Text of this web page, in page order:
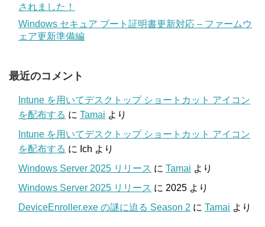
されました！
Windows セキュア ブート証明書更新対応 – ファームウ
ェア更新準備編
最近のコメント
Intune を用いてデスクトップ ショートカット アイコン
を配布する に Tamai より
Intune を用いてデスクトップ ショートカット アイコン
を配布する に Ich より
Windows Server 2025 リリース に Tamai より
Windows Server 2025 リリース に 2025 より
DeviceEnroller.exe の謎に迫る Season 2 に Tamai より